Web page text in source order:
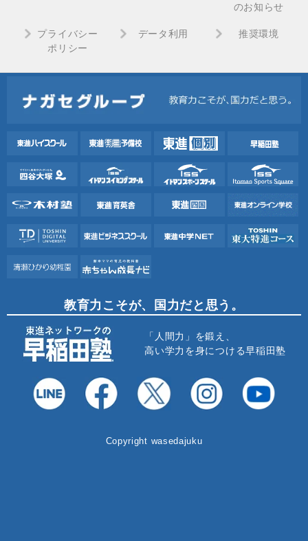
のお知らせ
プライバシー
ポリシー
データ利用 推奨環境
教育力こそが、国力だと思う。
「人間力」を鍛え、
高い学力を身につける早稲田塾
Copyright wasedajuku